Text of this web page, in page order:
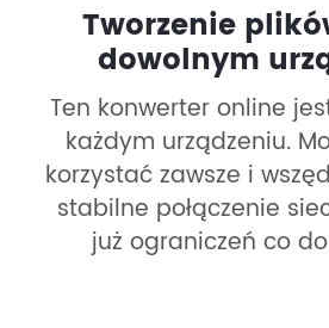
Tworzenie
dowolnym
Ten konwerter online
każdym urządzeniu.
korzystać zawsze i
stabilne połączenie
już ograniczeń co